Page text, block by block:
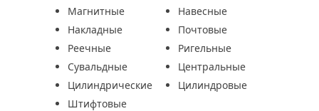
Магнитные
Навесные
Накладные
Почтовые
Реечные
Ригельные
Сувальдные
Центральные
Цилиндрические
Цилиндровые
Штифтовые